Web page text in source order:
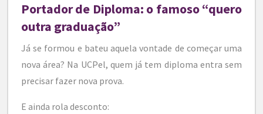
Portador de Diploma: o famoso “quero
outra graduação”
Já se formou e bateu aquela vontade de começar uma
nova área? Na UCPel, quem já tem diploma entra sem
precisar fazer nova prova.
E ainda rola desconto: